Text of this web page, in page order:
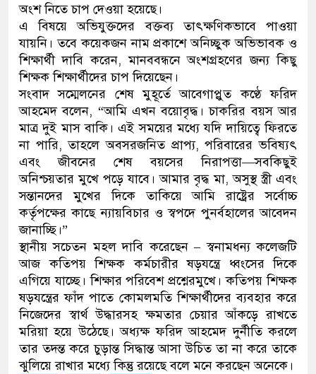
অংশ নিতে চাপ দেওয়া হয়েছে।
এ বিষয়ে অভিযুক্তদের বক্তব্য তাৎক্ষণিকভাবে পাওয়া
যায়নি। তবে কয়েকজন নাম প্রকাশে অনিচ্ছুক অভিভাবক ও
শিক্ষার্থী দাবি করেন, মানববন্ধনে অংশগ্রহণের জন্য কিছু
শিক্ষক শিক্ষার্থীদের চাপ দিয়েছেন।
সংবাদ সম্মেলনের শেষ মুহূর্তে আবেগাপ্লুত কণ্ঠে ফরিদ
আহমেদ বলেন, “আমি এখন বয়োবৃদ্ধ। চাকরির বয়স আর
মাত্র দুই মাস বাকি। এই সময়ের মধ্যে যদি দায়িত্বে ফিরতে
না পারি, তাহলে অবসরজনিত প্রাপ্য, পরিবারের ভবিষ্যৎ
এবং জীবনের শেষ বয়সের নিরাপত্তা—সবকিছুই
অনিশ্চয়তার মুখে পড়ে যাবে। আমার বৃদ্ধ মা, অসুস্থ স্ত্রী এবং
সন্তানদের মুখের দিকে তাকিয়ে আমি রাষ্ট্রের সর্বোচ্চ
কর্তৃপক্ষের কাছে ন্যায়বিচার ও স্বপদে পুনর্বহালের আবেদন
জানাচ্ছি।”
স্থানীয় সচেতন মহল দাবি করেছেন – স্বনামধন্য কলেজটি
আজ কতিপয় শিক্ষক কর্মচারীর ষড়যন্ত্রে ধ্বংসের দিকে
এগিয়ে যাচ্ছে। শিক্ষার পরিবেশ প্রশ্নেরমুখে। কতিপয় শিক্ষক
ষড়যন্ত্রের ফাঁদ পাতে কোমলমতি শিক্ষার্থীদের ব্যবহার করে
নিজেদের স্বার্থ উদ্ধারসহ ক্ষমতার চেয়ার আঁকড়ে রাখতে
মরিয়া হয়ে উঠেছে। অধ্যক্ষ ফরিদ আহমেদ দুর্নীতি করলে
তার তদন্ত করে চুড়ান্ত সিদ্ধান্ত আসা উচিত তা না করে তাকে
ঝুলিয়ে রাখার মধ্যে কিন্তু রয়েছে বলে মনে করছেন অনেকে।